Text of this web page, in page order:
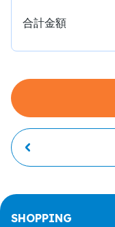
合計金額
SHOPPING